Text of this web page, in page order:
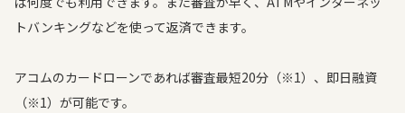
トバンキングなどを使って返済できます。
アコムのカードローンであれば審査最短20分（※1）、即日融資
（※1）が可能です。